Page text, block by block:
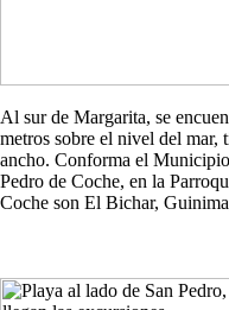
Al sur de Margarita, se
metros sobre el nivel del
ancho. Conforma el
Pedro de Coche, en la
Coche son El Bichar,